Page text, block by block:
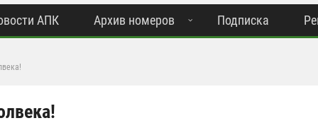
АПК Архив номеров Подписка